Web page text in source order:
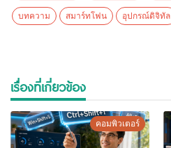
บทความ สมาร์ทโฟน อุปกรณ์ดิจิทัล
เรื่องที่เกี่ยวข้อง
คอมพิวเตอร์